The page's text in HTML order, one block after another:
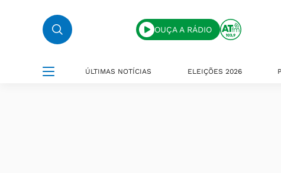
OUÇA A RÁDIO
ÚLTIMAS NOTÍCIAS ELEIÇÕES 2026